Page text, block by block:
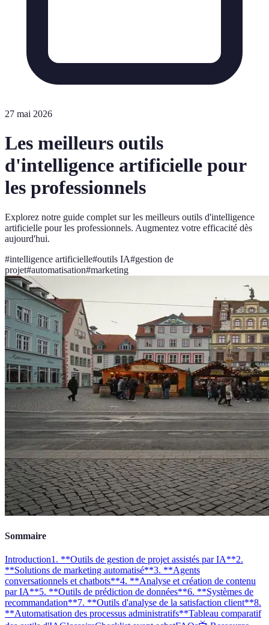
27 mai 2026
Les meilleurs outils
d'intelligence artificielle pour
les professionnels
Explorez notre guide complet sur les meilleurs outils d'intelligence
artificielle pour les professionnels. Augmentez votre efficacité dès
aujourd'hui.
#intelligence artificielle#outils IA#gestion de
projet#automatisation#marketing
Sommaire
Introduction1. **Outils de gestion de projet assistés par IA**2.
**Solutions de marketing automatisé**3. **Agents
conversationnels et chatbots**4. **Analyse et création de contenu
par IA**5. **Outils de prédiction de données**6. **Systèmes de
recommandation**7. **Outils d'analyse de la satisfaction client**8.
**Automatisation des processus administratifs**Tableau comparatif